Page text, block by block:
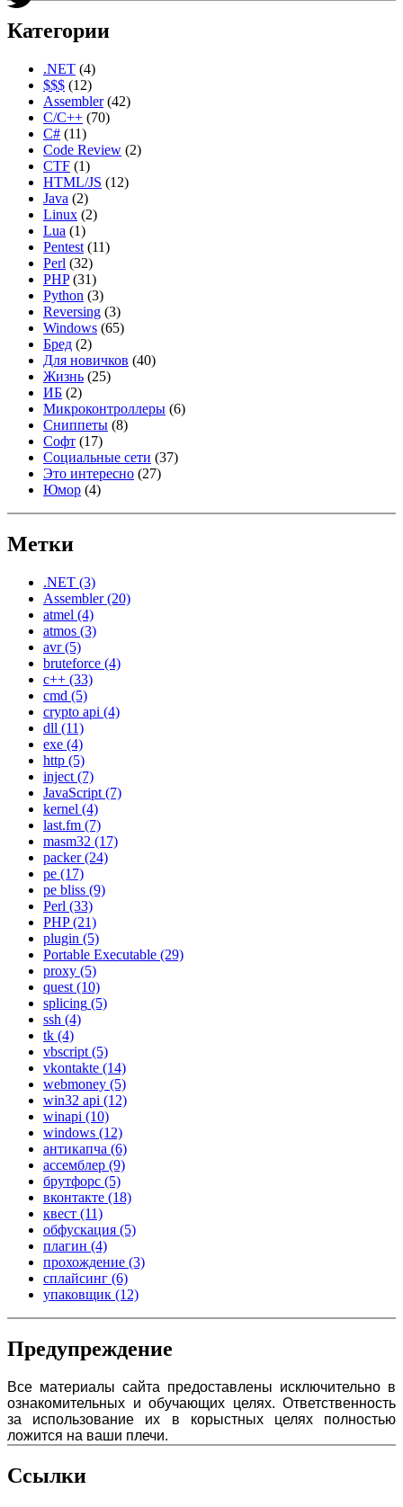
Категории
.NET (4)
$$$ (12)
Assembler(42)
C/C++ (70)
C# (11)
Code Review (2)
CTF (1)
HTML/JS (12)
Java (2)
Linux (2)
Lua (1)
Pentest (11)
Perl (32)
PHP(31)
Python (3)
Reversing (3)
Windows (65)
Бред (2)
Для новичков (40)
Жизнь (25)
ИБ (2)
Микроконтроллеры (6)
Сниппеты (8)
Софт (17)
Социальные сети (37)
Это интересно (27)
Юмор (4)
Метки
.NET (3)
Assembler(20)
atmel (4)
atmos (3)
avr(5)
bruteforce (4)
c++ (33)
cmd (5)
crypto api (4)
dll (11)
exe (4)
http (5)
inject (7)
JavaScript (7)
kernel (4)
last.fm (7)
masm32 (17)
packer(24)
pe (17)
pe bliss (9)
Perl (33)
PHP(21)
plugin (5)
Portable Executable (29)
proxy (5)
quest (10)
splicing (5)
ssh (4)
tk (4)
vbscript (5)
vkontakte (14)
webmoney (5)
win32 api (12)
winapi (10)
windows (12)
антикапча (6)
ассемблер (9)
брутфорс (5)
вконтакте (18)
квест (11)
обфускация (5)
плагин (4)
прохождение (3)
сплайсинг (6)
упаковщик (12)
Предупреждение
Все материалы сайта предоставлены исключительно в
ознакомительных и обучающих целях. Ответственность
за использование их в корыстных целях полностью
ложится на ваши плечи.
Ссылки